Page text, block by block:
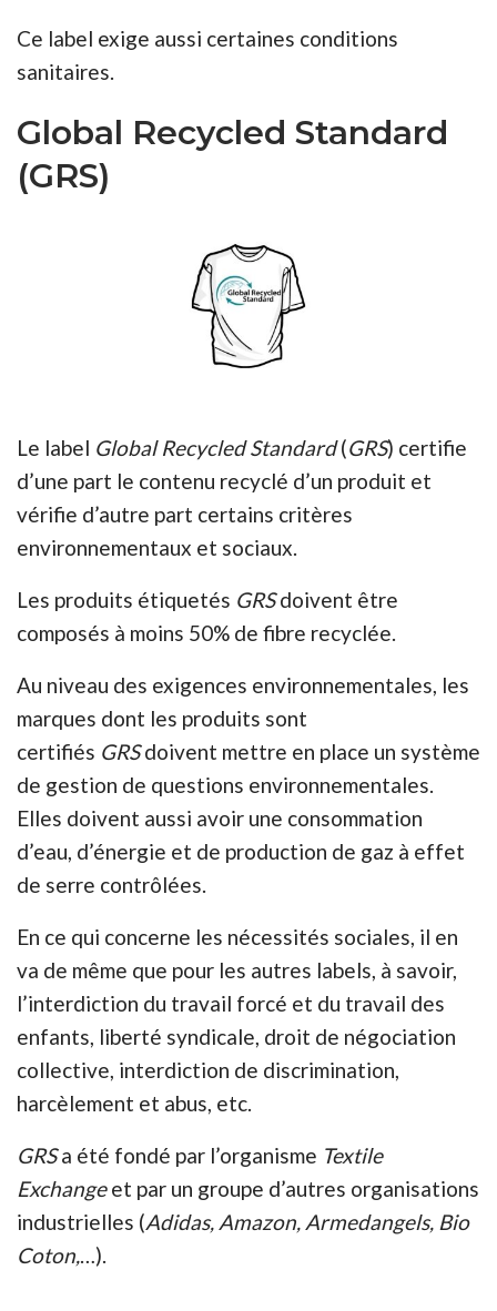
Ce label exige aussi certaines conditions
sanitaires.
Global Recycled Standard
(GRS)
Le label Global Recycled Standard(GRS) certifie
d’une part le contenu recyclé d’un produit et
vérifie d’autre part certains critères
environnementaux et sociaux.
Les produits étiquetés GRSdoivent être
composés à moins 50% de fibre recyclée.
Au niveau des exigences environnementales, les
marques dont les produits sont
certifiés GRSdoivent mettre en place un système
de gestion de questions environnementales.
Elles doivent aussi avoir une consommation
d’eau, d’énergie et de production de gaz à effet
de serre contrôlées.
En ce qui concerne les nécessités sociales, il en
va de même que pour les autres labels, à savoir,
l’interdiction du travail forcé et du travail des
enfants, liberté syndicale, droit de négociation
collective, interdiction de discrimination,
harcèlement et abus, etc.
GRSa été fondé par l’organisme Textile
Exchangeet par un groupe d’autres organisations
industrielles (Adidas, Amazon, Armedangels, Bio
Coton, …).